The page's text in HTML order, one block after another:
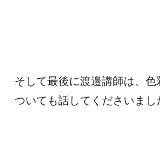
そして最後に渡邉講師は、
ついても話してくださいまし